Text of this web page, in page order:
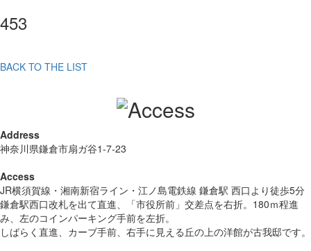
453
BACK TO THE LIST
Address
神奈川県鎌倉市扇ガ谷1-7-23
Access
JR横須賀線・湘南新宿ライン・江ノ島電鉄線 鎌倉駅 西口より徒歩5分
鎌倉駅西口改札を出て直進、「市役所前」交差点を右折。180ｍ程進
み、左のコインパーキング手前を左折。
しばらく直進、カーブ手前、右手に見える丘の上の洋館が古我邸です。